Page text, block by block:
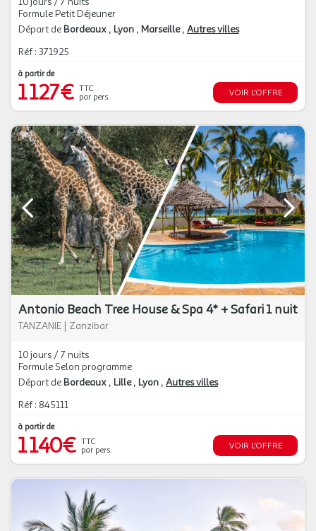
Formule Petit Déjeuner
Départ de Bordeaux Lyon Marseille Autres villes
Réf : 371925
à partir de
1 127€ TTC
par pers.
VOIR L'OFFRE
Antonio Beach Tree House & Spa 4* + Safari 1 nuit
TANZANIE | Zanzibar
10 jours / 7 nuits
Formule Selon programme
Départ de Bordeaux Lille Lyon Autres villes
Réf : 845111
à partir de
1 140€ TTC
par pers.
VOIR L'OFFRE